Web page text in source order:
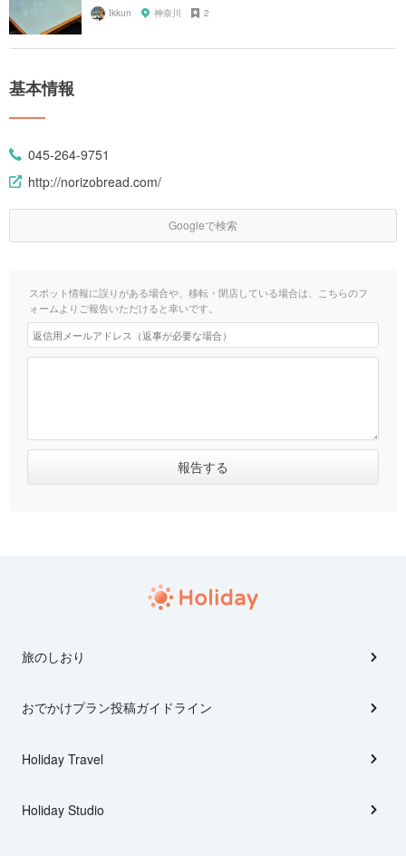
Ikkun 神奈川 2
基本情報
045-264-9751
http://norizobread.com/
Googleで検索
スポット情報に誤りがある場合や、移転・閉店している場合は、こちらのフ
ォームよりご報告いただけると幸いです。
旅のしおり
おでかけプラン投稿ガイドライン
Holiday Travel
Holiday Studio